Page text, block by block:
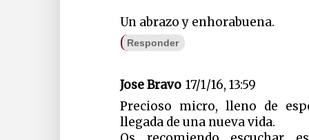
Un abrazo y enhorabuena.
Responder
Jose Bravo 17/1/16, 13:59
Precioso micro, lleno de
llegada de una nueva vida.